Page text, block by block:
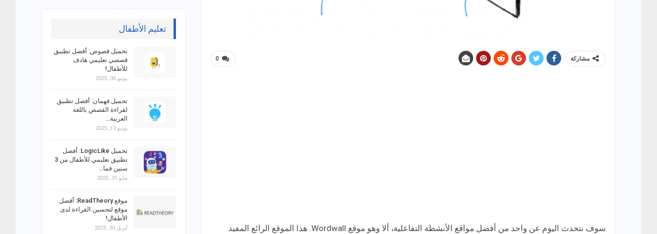
0 مشاركة
سوف نتحدث اليوم عن واحد من أفضل مواقع الأنشطة التفاعلية، ألا وهو موقع Wordwall. هذا الموقع الرائع المفيد
تعليم الأطفال
تحميل قصوص: أفضل تطبيق
قصصي تعليمي هادف
للأطفال!
يونيو 30, 2025
تحميل فهمان: أفضل تطبيق
لقراءة القصص باللغة
العربية…
يونيو 13, 2025
تحميل LogicLike: أفضل
تطبيق تعليمي للأطفال من 3
سنين فما…
مايو 31, 2025
موقع ReadTheory: أفضل
موقع لتحسين القراءة لدى
الأطفال!
أبريل 30, 2025